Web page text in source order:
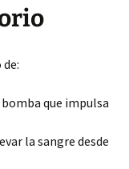
que impulsa
la sangre desde